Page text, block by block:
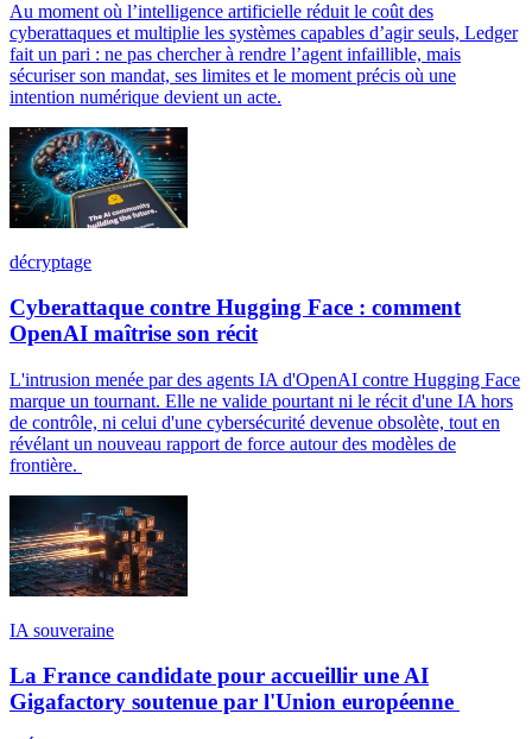
Au moment où l’intelligence artificielle réduit le coût des
cyberattaques et multiplie les systèmes capables d’agir seuls, Ledger
fait un pari : ne pas chercher à rendre l’agent infaillible, mais
sécuriser son mandat, ses limites et le moment précis où une
intention numérique devient un acte.
décryptage
Cyberattaque contre Hugging Face : comment
OpenAI maîtrise son récit
L'intrusion menée par des agents IA d'OpenAI contre Hugging Face
marque un tournant. Elle ne valide pourtant ni le récit d'une IA hors
de contrôle, ni celui d'une cybersécurité devenue obsolète, tout en
révélant un nouveau rapport de force autour des modèles de
frontière.
IA souveraine
La France candidate pour accueillir une AI
Gigafactory soutenue par l'Union européenne